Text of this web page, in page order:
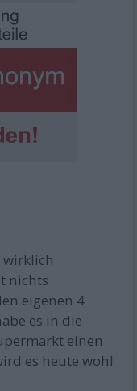
wirklich
nichts
eigenen 4
es in die
einen
es heute wohl